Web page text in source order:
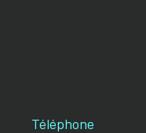
Téléphone